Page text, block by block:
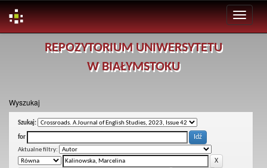
REPOZYTORIUM UNIWERSYTETU
W BIAŁYMSTOKU
Wyszukaj
Szukaj:
for
Aktualne filtry: